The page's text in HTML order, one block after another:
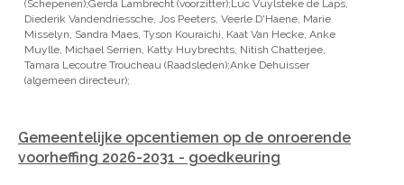
(Schepenen);Gerda Lambrecht (voorzitter);Luc Vuylsteke de Laps,
Diederik Vandendriessche, Jos Peeters, Veerle D'Haene, Marie
Misselyn, Sandra Maes, Tyson Kouraichi, Kaat Van Hecke, Anke
Muylle, Michael Serrien, Katty Huybrechts, Nitish Chatterjee,
Tamara Lecoutre Troucheau (Raadsleden);Anke Dehuisser
(algemeen directeur);
Gemeentelijke opcentiemen op de onroerende
voorheffing 2026-2031 - goedkeuring